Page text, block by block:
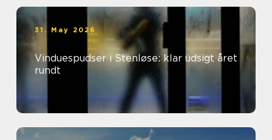
31. May 2026
Vinduespudser i Stenløse: klar udsigt året
rundt